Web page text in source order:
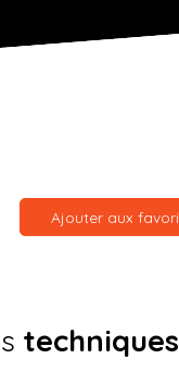
Ajouter aux
techniques